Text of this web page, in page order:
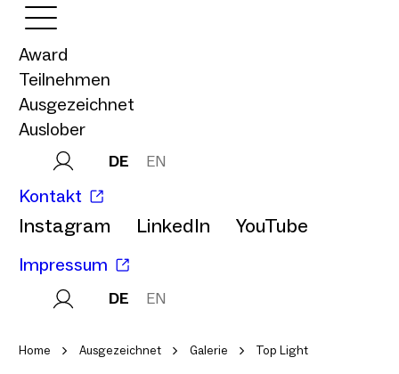
Award
Teilnehmen
Ausgezeichnet
Auslober
DE EN
Kontakt
Instagram LinkedIn YouTube
Impressum
DE EN
Home Ausgezeichnet Galerie Top Light